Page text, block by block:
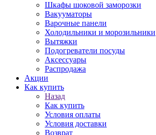
Шкафы шоковой заморозки
Вакууматоры
Варочные панели
Холодильники и морозильники
Вытяжки
Подогреватели посуды
Аксессуары
Распродажа
Акции
Как купить
Назад
Как купить
Условия оплаты
Условия доставки
Возврат